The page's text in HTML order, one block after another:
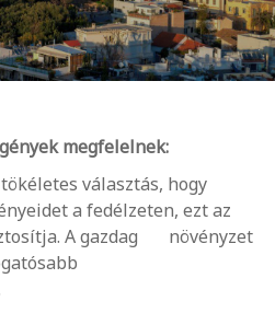
megfelelnek:
választás, hogy
a fedélzeten, ezt az
A gazdag növényzet